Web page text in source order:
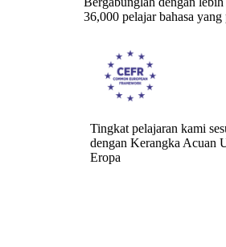
36,000 pelajar bahasa yang
Tingkat pelajaran kami
dengan Kerangka Acuan
Eropa